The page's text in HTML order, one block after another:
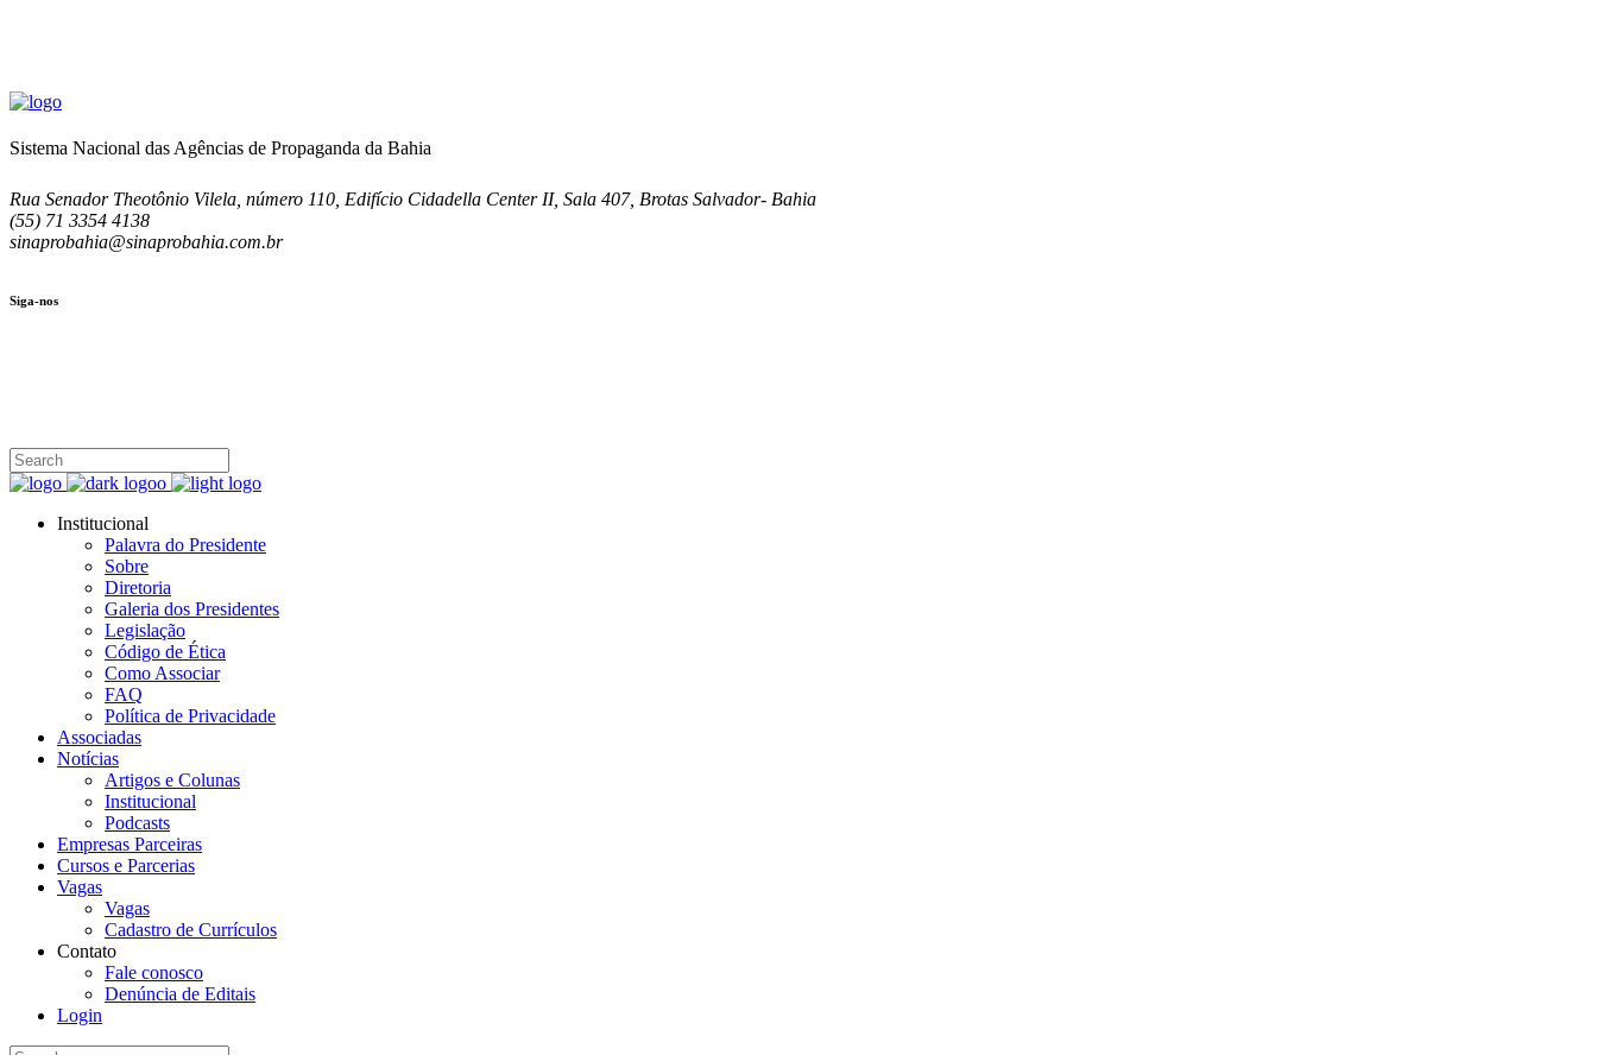
Sistema Nacional das Agências de Propaganda da Bahia
Rua Senador Theotônio Vilela, número 110, Edifício Cidadella Center II, Sala 407, Brotas Salvador- Bahia
(55) 71 3354 4138
sinaprobahia@sinaprobahia.com.br
Siga-nos
Institucional
Palavra do Presidente
Sobre
Diretoria
Galeria dos Presidentes
Legislação
Código de Ética
Como Associar
FAQ
Política de Privacidade
Associadas
Notícias
Artigos e Colunas
Institucional
Podcasts
Empresas Parceiras
Cursos e Parcerias
Vagas
Vagas
Cadastro de Currículos
Contato
Fale conosco
Denúncia de Editais
Login